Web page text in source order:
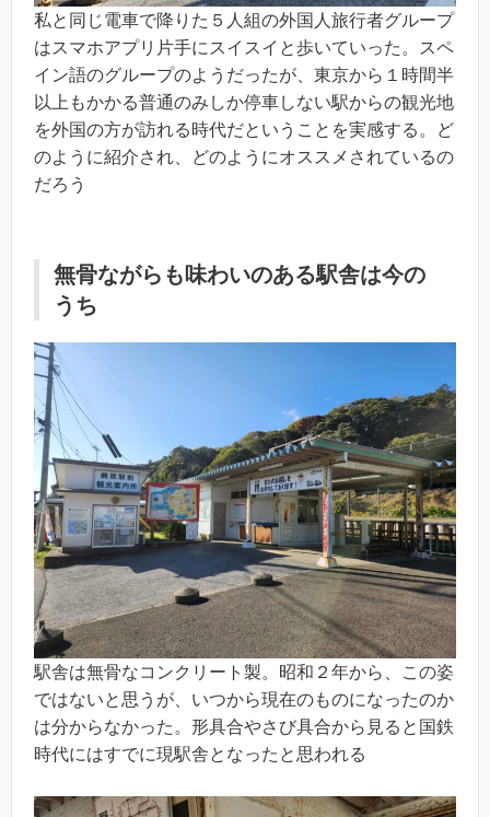
私と同じ電車で降りた５人組の外国人旅行者グループ
はスマホアプリ片手にスイスイと歩いていった。スペ
イン語のグループのようだったが、東京から１時間半
以上もかかる普通のみしか停車しない駅からの観光地
を外国の方が訪れる時代だということを実感する。ど
のように紹介され、どのようにオススメされているの
だろう
無骨ながらも味わいのある駅舎は今の
うち
駅舎は無骨なコンクリート製。昭和２年から、この姿
ではないと思うが、いつから現在のものになったのか
は分からなかった。形具合やさび具合から見ると国鉄
時代にはすでに現駅舎となったと思われる